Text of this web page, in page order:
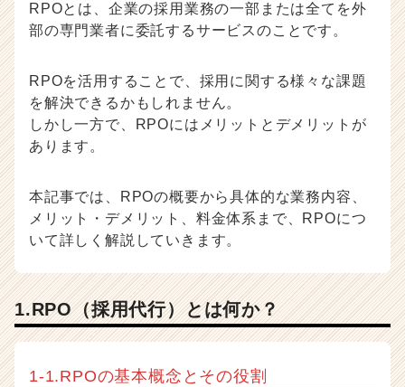
用
ノ
ハ
ウ
記
事
チ
ャ
ー・
企
業
ス
RPOとは、企業の採用業務の一部または全てを外
部の専門業者に委託するサービスのことです。
RPOを活用することで、採用に関する様々な課題
を解決できるかもしれません。
しかし一方で、RPOにはメリットとデメリットが
あります。
本記事では、RPOの概要から具体的な業務内容、
メリット・デメリット、料金体系まで、RPOにつ
いて詳しく解説していきます。
1.RPO（採用代行）とは何か？
1-1.RPOの基本概念とその役割